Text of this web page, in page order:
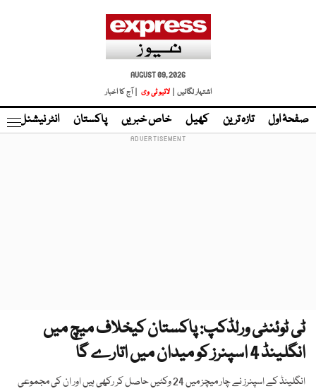
AUGUST 09, 2026
اشتہار لگائیں |
لائیو ٹی وی | آج کا اخبار
صفحۂ اول تازہ ترین کھیل خاص خبریں پاکستان انٹر نیشنل
ٹی ٹوئنٹی ورلڈکپ: پاکستان کیخلاف میچ میں
انگلینڈ 4 اسپنرز کو میدان میں اتارے گا
انگلینڈ کے اسپنرز نے چار میچز میں 24 وکٹیں حاصل کر رکھی ہیں اور ان کی مجموعی